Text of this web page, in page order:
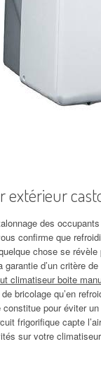
extérieur
des
confirme que
chose se
d’un critère
climatiseur boite
bricolage qu’en
pour éviter
frigorifique capte
sur votre